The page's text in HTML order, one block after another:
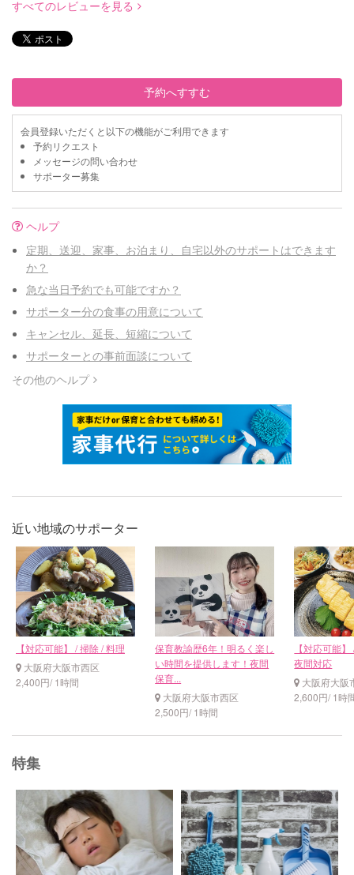
すべてのレビューを見る
予約へすすむ
会員登録いただくと以下の機能がご利用できます
予約リクエスト
メッセージの問い合わせ
サポーター募集
ヘルプ
定期、送迎、家事、お泊まり、自宅以外のサポートはできます
か？
急な当日予約でも可能ですか？
サポーター分の食事の用意について
キャンセル、延長、短縮について
サポーターとの事前面談について
その他のヘルプ
近い地域のサポーター
【対応可能】 / 掃除 / 料理
大阪府大阪市西区
2,400円/ 1時間
保育教諭歴6年！明るく楽し
い時間を提供します！夜間
保育...
大阪府大阪市西区
2,500円/ 1時間
【対応可能
夜間対応
大阪府大阪
2,600円/ 1時
特集